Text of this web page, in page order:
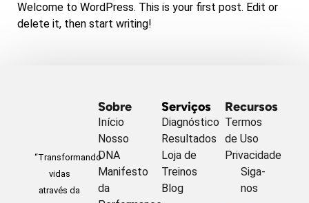
Welcome to WordPress. This is your first post. Edit or
delete it, then start writing!
“Transformando
vidas
através da
Sobre
Início
Nosso
DNA
Manifesto
da
Serviços
Diagnóstico
Resultados
Loja de
Treinos
Blog
Recursos
Termos
de Uso
Privacidade
Siga-
nos